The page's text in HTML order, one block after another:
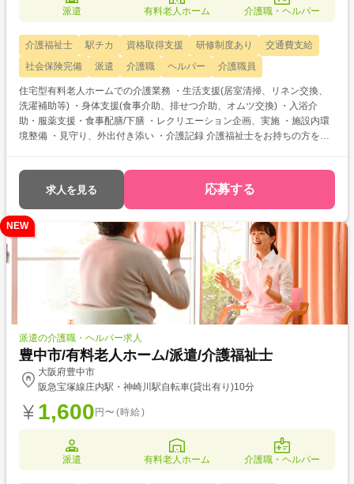
派遣 有料老人ホーム 介護職・ヘルパー
介護福祉士 駅チカ 資格取得支援 研修制度あり
交通費支給
社会保険完備
派遣 介護職 ヘルパー 介護職員
住宅型有料老人ホームでの介護業務 ・生活支援(居室清掃、リネン交換、
洗濯補助等) ・身体支援(食事介助、排せつ介助、オムツ交換) ・入浴介
助・服薬支援・食事配膳/下膳 ・レクリエーション企画、実施 ・施設内環
境整備 ・見守り、外出付き添い ・介護記録 介護福祉士をお持ちの方を対
・対人スキルアップ (幅広20代～60代活躍中の職場でコミュニケーショ
ン力を磨きたい)
求人を見る 応募する
NEW
派遣の介護職・ヘルパー求人
豊中市/有料老人ホーム/派遣/介護福祉士
大阪府豊中市
阪急宝塚線庄内駅・神崎川駅自転車(貸出有り)10分
1,600 円〜(時給)
派遣 有料老人ホーム 介護職・ヘルパー